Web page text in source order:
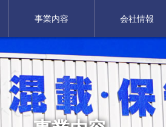
事業内容 会社情報